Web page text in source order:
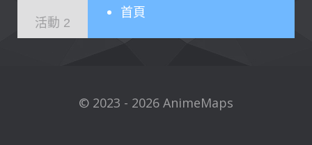
活動 2
首頁
© 2023 - 2026 AnimeMaps